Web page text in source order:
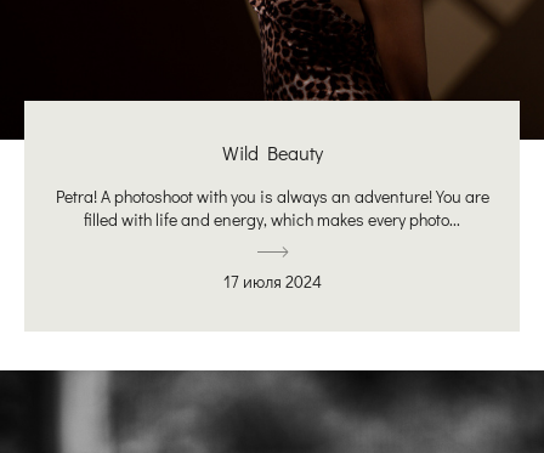
Wild Beauty
Petra! A photoshoot with you is always an adventure! You are
filled with life and energy, which makes every photo...
17 июля 2024